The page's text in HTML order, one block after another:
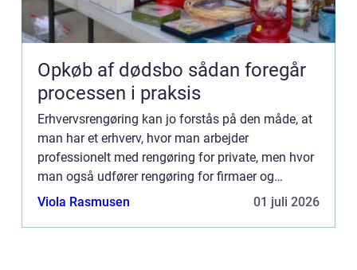
Opkøb af dødsbo sådan foregår
processen i praksis
Erhvervsrengøring kan jo forstås på den måde, at
man har et erhverv, hvor man arbejder
professionelt med rengøring for private, men hvor
man også udfører rengøring for firmaer og
virksomheder. Sådan et sted kunne
Viola Rasmusen 01 juli 2026